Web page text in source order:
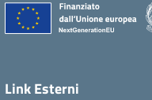
Link Esterni